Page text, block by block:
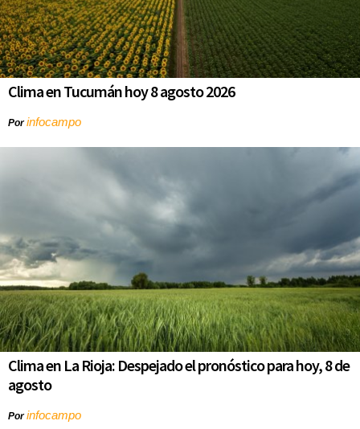
Clima en Tucumán hoy 8 agosto 2026
Porinfocampo
Clima en La Rioja: Despejado el pronóstico para hoy, 8 de
agosto
Porinfocampo